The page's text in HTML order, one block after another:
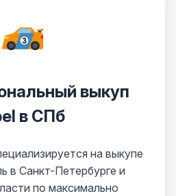
выкуп
в СПб
на выкупе
в Санкт-Петербурге и
по максимально